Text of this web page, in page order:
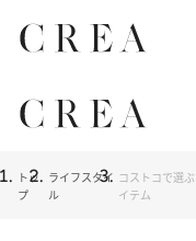
トッ
プ
ライフスタイ
ル
コストコで選
イテム